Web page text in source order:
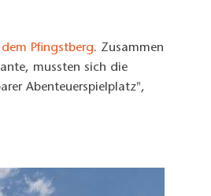
Pfingstberg. Zusammen
mussten sich die
Abenteuerspielplatz",